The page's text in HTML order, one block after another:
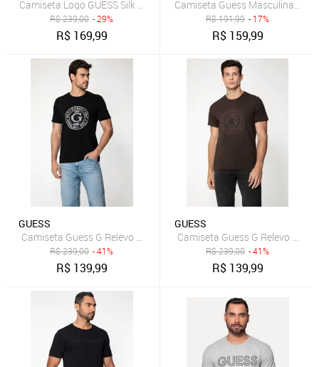
Camiseta Logo GUESS Silk Bege
R$239,00 - 29%
R$ 169,99
Camiseta Guess Masculina
R$191,99 - 17%
R$ 159,99
GUESS
Camiseta Guess G Relevo Preto
R$239,00 - 41%
R$ 139,99
GUESS
Camiseta Guess G Relevo
R$239,00 - 41%
R$ 139,99